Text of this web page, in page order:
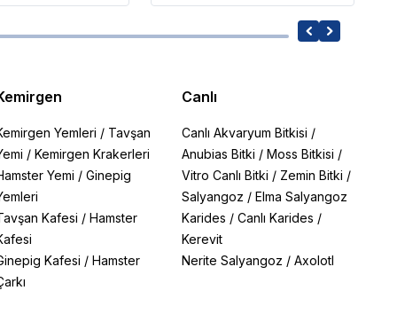
Yemleri / Tavşan
/ Kemirgen Krakerleri
Yemi / Ginepig
Kafesi / Hamster
Kafesi / Hamster
Canlı
Canlı Akvaryum Bitkisi /
Anubias Bitki /Moss Bitkisi /
Vitro Canlı Bitki / Zemin Bitki /
Salyangoz /Elma Salyangoz
Karides /Canlı Karides /
Kerevit
Nerite Salyangoz /Axolotl